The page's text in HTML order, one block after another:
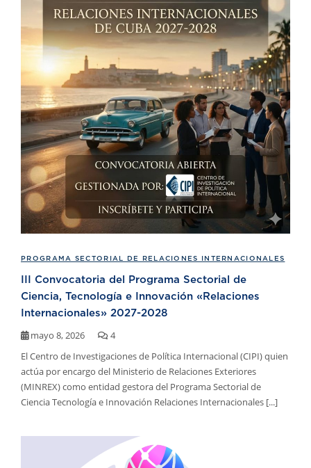
PROGRAMA SECTORIAL DE RELACIONES INTERNACIONALES
III Convocatoria del Programa Sectorial de
Ciencia, Tecnología e Innovación «Relaciones
Internacionales» 2027-2028
mayo 8, 2026
4
El Centro de Investigaciones de Política Internacional (CIPI) quien
actúa por encargo del Ministerio de Relaciones Exteriores
(MINREX) como entidad gestora del Programa Sectorial de
Ciencia Tecnología e Innovación Relaciones Internacionales [...]